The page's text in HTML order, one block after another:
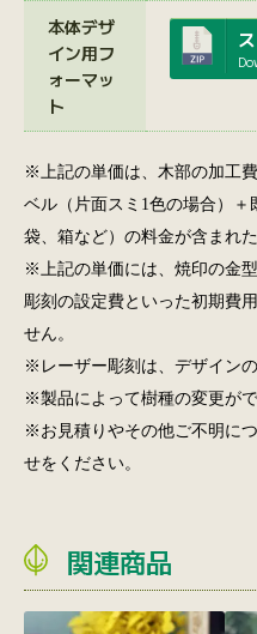
本体デザ
イン用フ
ォーマッ
ト
※上記の単価は、木部の加工
ベル（片面スミ1色の場合）＋
袋、箱など）の料金が含まれ
※上記の単価には、焼印の金
彫刻の設定費といった初期費
せん。
※レーザー彫刻は、デザイン
※製品によって樹種の変更が
※お見積りやその他ご不明に
せをください。
関連商品